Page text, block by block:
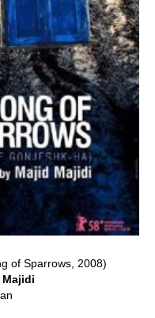
of Sparrows, 2008)
Majidi